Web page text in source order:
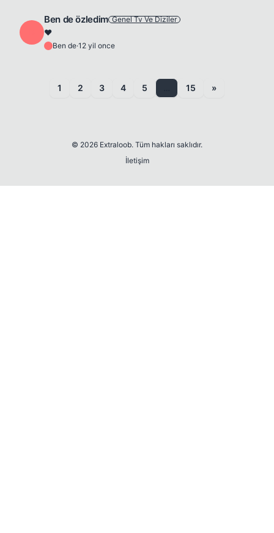
Ben de özledim Genel Tv Ve Diziler
❤️
Ben de·12 yil once
1 2 3 4 5 15 »
© 2026 Extraloob. Tüm hakları saklıdır.
İletişim